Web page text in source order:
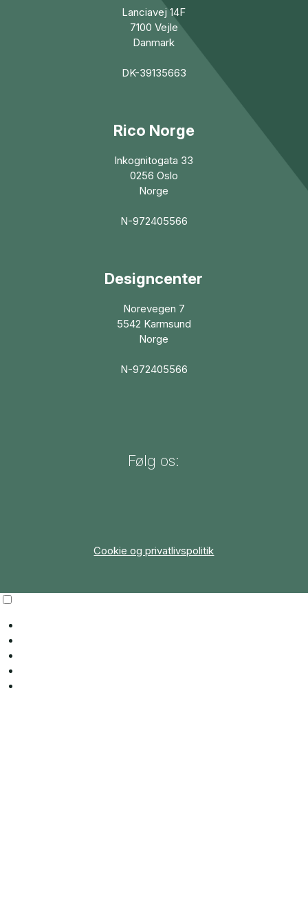
Lanciavej 14F
7100 Vejle
Danmark
DK-39135663
Rico Norge
Inkognitogata 33
0256 Oslo
Norge
N-972405566
Designcenter
Norevegen 7
5542 Karmsund
Norge
N-972405566
Følg os:
Cookie og privatlivspolitik